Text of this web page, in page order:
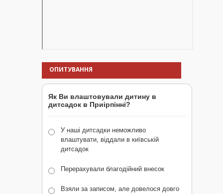
ОПИТУВАННЯ
Як Ви влаштовували дитину в
дитсадок в Приірпінні?
У наші дитсадки неможливо
влаштувати, віддали в київській
дитсадок
Перерахували благодійний внесок
Взяли за записом, але довелося довго